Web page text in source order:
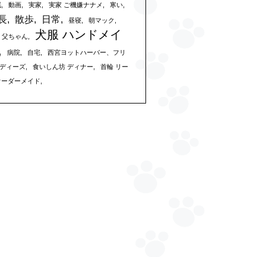
動画 実家 実家 ご機嫌ナナメ 寒い
散歩 日常 昼寝 朝マック
父ちゃん 犬服 ハンドメイ
病院 自宅
西宮ヨットハーバー、フリ
ィーズ
食いしん坊 ディナー
首輪 リー
ダーメイド